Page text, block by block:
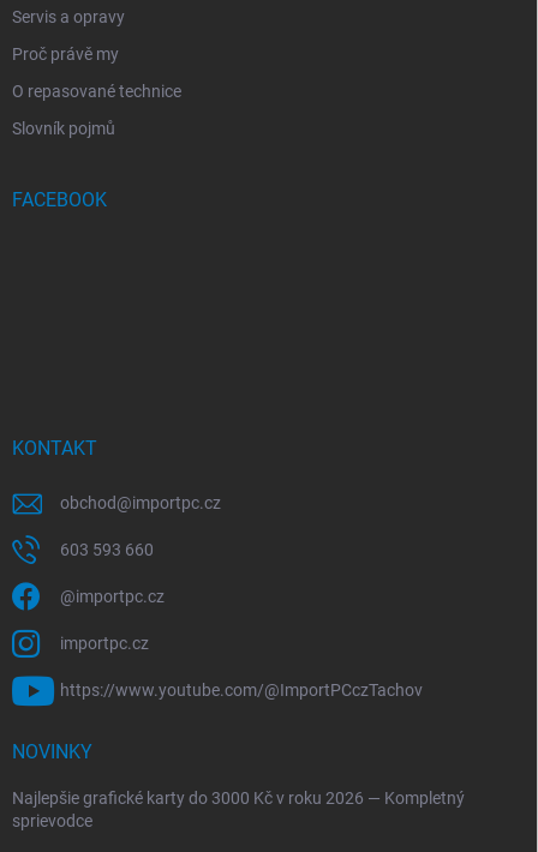
Servis a opravy
Proč právě my
O repasované technice
Slovník pojmů
FACEBOOK
KONTAKT
obchod@importpc.cz
603 593 660
@importpc.cz
importpc.cz
https://www.youtube.com/@ImportPCczTachov
NOVINKY
Najlepšie grafické karty do 3000 Kč v roku 2026 — Kompletný
sprievodce